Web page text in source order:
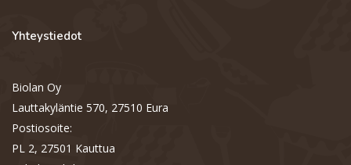
Yhteystiedot
Biolan Oy
Lauttakyläntie 570, 27510 Eura
Postiosoite:
PL 2, 27501 Kauttua
S
Hi there! How can we help you